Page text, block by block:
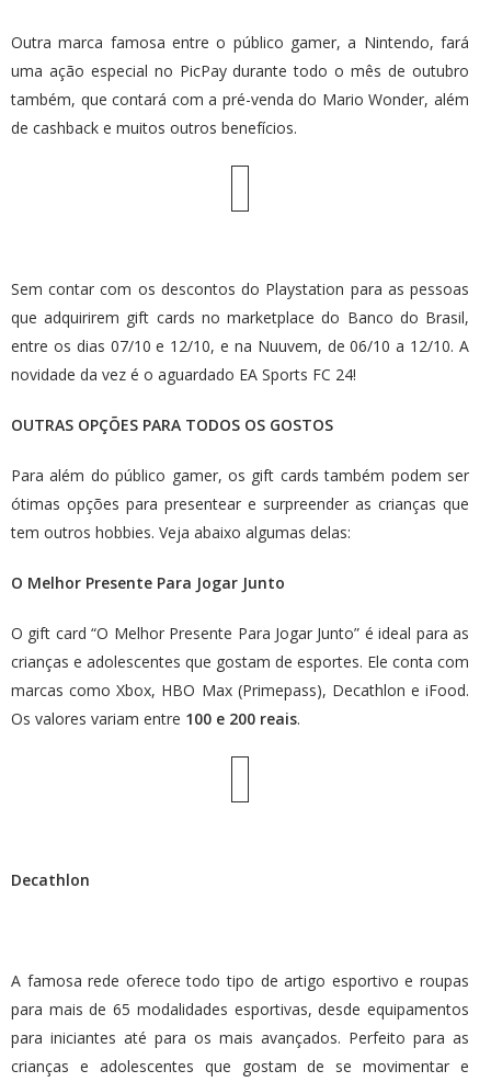
Outra marca famosa entre o público gamer, a Nintendo, fará
uma ação especial no PicPay durante todo o mês de outubro
também, que contará com a pré-venda do Mario Wonder, além
de cashback e muitos outros benefícios.
Sem contar com os descontos do Playstation para as pessoas
que adquirirem gift cards no marketplace do Banco do Brasil,
entre os dias 07/10 e 12/10, e na Nuuvem, de 06/10 a 12/10. A
novidade da vez é o aguardado EA Sports FC 24!
OUTRAS OPÇÕES PARA TODOS OS GOSTOS
Para além do público gamer, os gift cards também podem ser
ótimas opções para presentear e surpreender as crianças que
tem outros hobbies. Veja abaixo algumas delas:
O Melhor Presente Para Jogar Junto
O gift card “O Melhor Presente Para Jogar Junto” é ideal para as
crianças e adolescentes que gostam de esportes. Ele conta com
marcas como Xbox, HBO Max (Primepass), Decathlon e iFood.
Os valores variam entre 100 e 200 reais.
Decathlon
A famosa rede oferece todo tipo de artigo esportivo e roupas
para mais de 65 modalidades esportivas, desde equipamentos
para iniciantes até para os mais avançados. Perfeito para as
crianças e adolescentes que gostam de se movimentar e